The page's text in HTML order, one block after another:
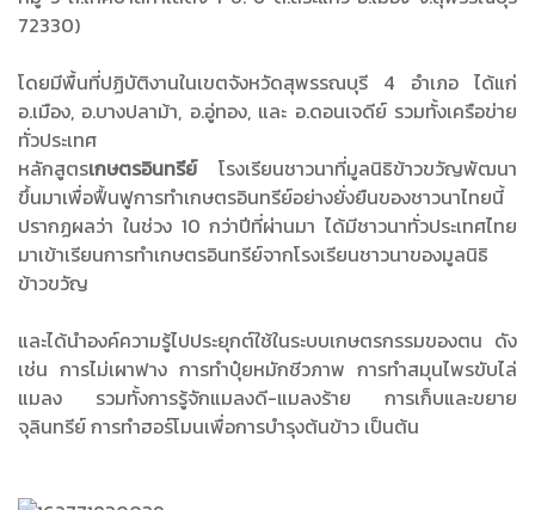
72330)
โดยมีพื้นที่ปฏิบัติงานในเขตจังหวัดสุพรรณบุรี 4 อำเภอ ได้แก่
อ.เมือง, อ.บางปลาม้า, อ.อู่ทอง, และ อ.ดอนเจดีย์ รวมทั้งเครือข่าย
ทั่วประเทศ
หลักสูตรเกษตรอินทรีย์โรงเรียนชาวนาที่มูลนิธิข้าวขวัญพัฒนา
ขึ้นมาเพื่อฟื้นฟูการทำเกษตรอินทรีย์อย่างยั่งยืนของชาวนาไทยนี้
ปรากฏผลว่า ในช่วง 10 กว่าปีที่ผ่านมา ได้มีชาวนาทั่วประเทศไทย
มาเข้าเรียนการทำเกษตรอินทรีย์จากโรงเรียนชาวนาของมูลนิธิ
ข้าวขวัญ
และได้นำองค์ความรู้ไปประยุกต์ใช้ในระบบเกษตรกรรมของตน ดัง
เช่น การไม่เผาฟาง การทำปุ๋ยหมักชีวภาพ การทำสมุนไพรขับไล่
แมลง รวมทั้งการรู้จักแมลงดี-แมลงร้าย การเก็บและขยาย
จุลินทรีย์ การทำฮอร์โมนเพื่อการบำรุงต้นข้าว เป็นต้น